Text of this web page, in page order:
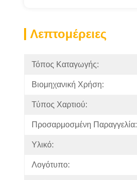
Λεπτομέρειες
Τόπος Καταγωγής:
Βιομηχανική Χρήση:
Τύπος Χαρτιού:
Προσαρμοσμένη Παραγγελία:
Υλικό:
Λογότυπο: